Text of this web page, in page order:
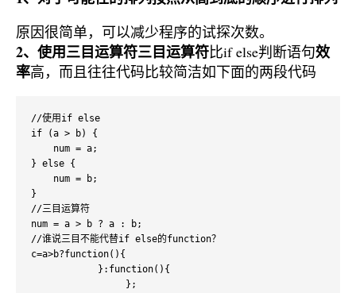
原因很简单，可以减少程序的试探次数。
2、使用三目运算符三目运算符比if else判断语句效
率高，而且往往代码比较简洁如下面的两段代码
//使用if else
if (a > b) {
    num = a;
} else {
    num = b;
}
//三目运算符
num = a > b ? a : b;
//谁说三目不能代替if else的function？
c=a>b?function(){
            }:function(){
                 };